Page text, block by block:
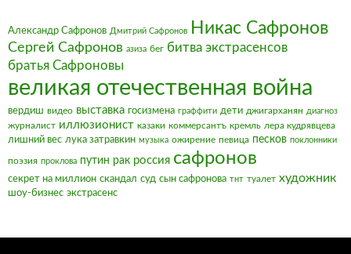
Александр Сафронов Дмитрий Сафронов Никас Сафронов
Сергей Сафронов азиза бег битва экстрасенсов
братья Сафроновы
великая отечественная война
вердиш видео выставка госизмена граффити дети джигарханян диагноз
журналист иллюзионист казаки коммерсантъ кремль лера кудрявцева
лишний вес лука затравкин музыка ожирение певица песков поклонники
поэзия проклова путин рак россия сафронов
секрет на миллион скандал суд сын сафронова тнт туалет художник
шоу-бизнес экстрасенс